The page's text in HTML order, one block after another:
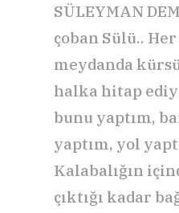
SÜLEYMAN
çoban Sülü..
meydanda
halka hitap
bunu yaptım,
yaptım, yol
Kalabalığın
çıktığı kadar